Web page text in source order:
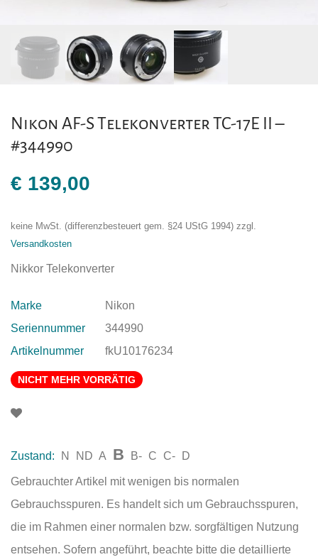
Nikon AF-S Telekonverter TC-17E II –
#344990
€ 139,00
keine MwSt. (differenzbesteuert gem. §24 UStG 1994) zzgl.
Versandkosten
Nikkor Telekonverter
Marke
Nikon
Seriennummer
344990
Artikelnummer
fkU10176234
NICHT MEHR VORRÄTIG
Zustand: N ND A B B- C C- D
Gebrauchter Artikel mit wenigen bis normalen
Gebrauchsspuren. Es handelt sich um Gebrauchsspuren,
die im Rahmen einer normalen bzw. sorgfältigen Nutzung
entsehen. Sofern angeführt, beachte bitte die detaillierte